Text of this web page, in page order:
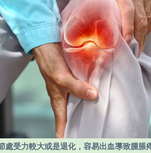
處受力較大或是退化，容易出血導致腫脹